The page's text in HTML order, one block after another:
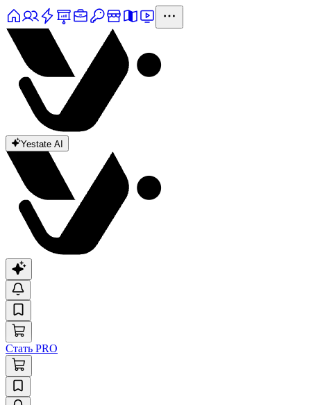
Yestate AI
Стать PRO